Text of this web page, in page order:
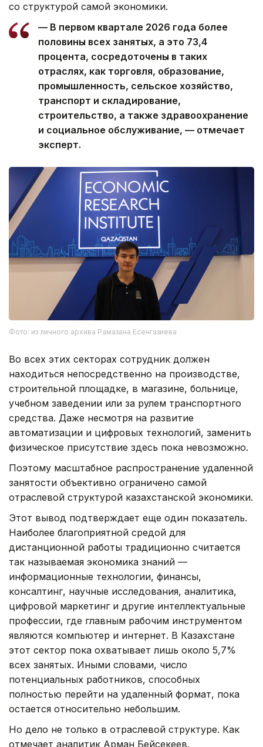
со структурой самой экономики.
— В первом квартале 2026 года более
половины всех занятых, а это 73,4
процента, сосредоточены в таких
отраслях, как торговля, образование,
промышленность, сельское хозяйство,
транспорт и складирование,
строительство, а также здравоохранение
и социальное обслуживание, — отмечает
эксперт.
Фото: из личного архива Рамазана Есенгазиева
Во всех этих секторах сотрудник должен
находиться непосредственно на производстве,
строительной площадке, в магазине, больнице,
учебном заведении или за рулем транспортного
средства. Даже несмотря на развитие
автоматизации и цифровых технологий, заменить
физическое присутствие здесь пока невозможно.
Поэтому масштабное распространение удаленной
занятости объективно ограничено самой
отраслевой структурой казахстанской экономики.
Этот вывод подтверждает еще один показатель.
Наиболее благоприятной средой для
дистанционной работы традиционно считается
так называемая экономика знаний —
информационные технологии, финансы,
консалтинг, научные исследования, аналитика,
цифровой маркетинг и другие интеллектуальные
профессии, где главным рабочим инструментом
являются компьютер и интернет. В Казахстане
этот сектор пока охватывает лишь около 5,7%
всех занятых. Иными словами, число
потенциальных работников, способных
полностью перейти на удаленный формат, пока
остается относительно небольшим.
Но дело не только в отраслевой структуре. Как
отмечает аналитик Арман Бейсекеев,